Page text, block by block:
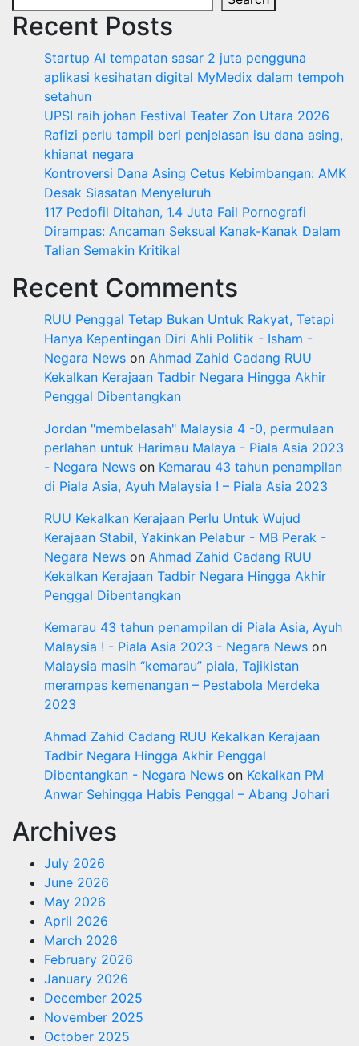
Recent Posts
Startup AI tempatan sasar 2 juta pengguna
aplikasi kesihatan digital MyMedix dalam tempoh
setahun
UPSI raih johan Festival Teater Zon Utara 2026
Rafizi perlu tampil beri penjelasan isu dana asing,
khianat negara
Kontroversi Dana Asing Cetus Kebimbangan: AMK
Desak Siasatan Menyeluruh
117 Pedofil Ditahan, 1.4 Juta Fail Pornografi
Dirampas: Ancaman Seksual Kanak-Kanak Dalam
Talian Semakin Kritikal
Recent Comments
RUU Penggal Tetap Bukan Untuk Rakyat, Tetapi
Hanya Kepentingan Diri Ahli Politik - Isham -
Negara News on Ahmad Zahid Cadang RUU
Kekalkan Kerajaan Tadbir Negara Hingga Akhir
Penggal Dibentangkan
Jordan "membelasah" Malaysia 4 -0, permulaan
perlahan untuk Harimau Malaya - Piala Asia 2023
- Negara News on Kemarau 43 tahun penampilan
di Piala Asia, Ayuh Malaysia ! – Piala Asia 2023
RUU Kekalkan Kerajaan Perlu Untuk Wujud
Kerajaan Stabil, Yakinkan Pelabur - MB Perak -
Negara News on Ahmad Zahid Cadang RUU
Kekalkan Kerajaan Tadbir Negara Hingga Akhir
Penggal Dibentangkan
Kemarau 43 tahun penampilan di Piala Asia, Ayuh
Malaysia ! - Piala Asia 2023 - Negara News on
Malaysia masih “kemarau” piala, Tajikistan
merampas kemenangan – Pestabola Merdeka
2023
Ahmad Zahid Cadang RUU Kekalkan Kerajaan
Tadbir Negara Hingga Akhir Penggal
Dibentangkan - Negara News on Kekalkan PM
Anwar Sehingga Habis Penggal – Abang Johari
Archives
July 2026
June 2026
May 2026
April 2026
March 2026
February 2026
January 2026
December 2025
November 2025
October 2025